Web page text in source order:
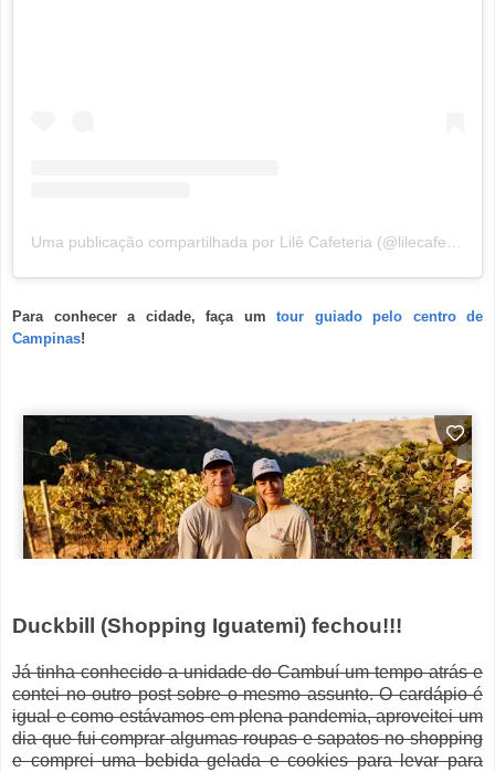
Para conhecer a cidade, faça um tour guiado pelo centro de
Campinas!
Duckbill (Shopping Iguatemi) fechou!!!
Já tinha conhecido a unidade do Cambuí um tempo atrás e
contei no outro post sobre o mesmo assunto. O cardápio é
igual e como estávamos em plena pandemia, aproveitei um
dia que fui comprar algumas roupas e sapatos no shopping
e comprei uma bebida gelada e cookies para levar para